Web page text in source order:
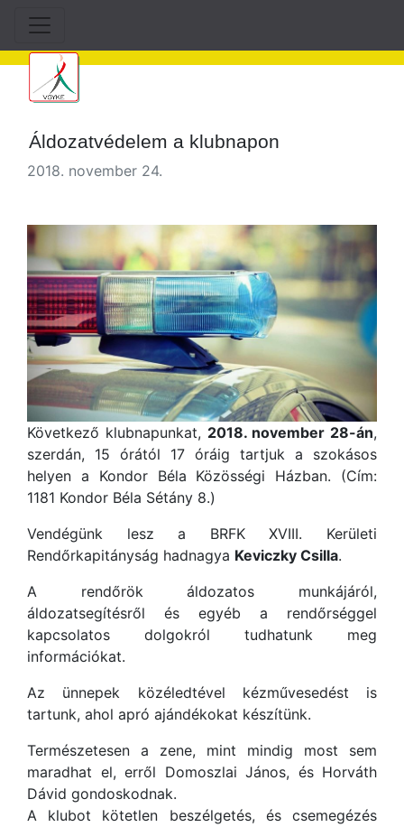
Áldozatvédelem a klubnapon
2018. november 24.
Következő klubnapunkat, 2018. november 28-án,
szerdán, 15 órától 17 óráig tartjuk a szokásos
helyen a Kondor Béla Közösségi Házban. (Cím:
1181 Kondor Béla Sétány 8.)
Vendégünk lesz a BRFK XVIII. Kerületi
Rendőrkapitányság hadnagya Keviczky Csilla.
A rendőrök áldozatos munkájáról,
áldozatsegítésről és egyéb a rendőrséggel
kapcsolatos dolgokról tudhatunk meg
információkat.
Az ünnepek közéledtével kézművesedést is
tartunk, ahol apró ajándékokat készítünk.
Természetesen a zene, mint mindig most sem
maradhat el, erről Domoszlai János, és Horváth
Dávid gondoskodnak.
A klubot kötetlen beszélgetés, és csemegézés